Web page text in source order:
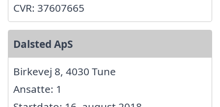
CVR: 37607665
Dalsted ApS
Birkevej 8, 4030 Tune
Ansatte: 1